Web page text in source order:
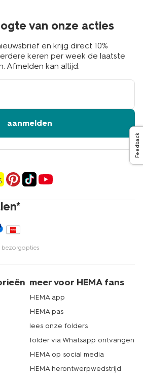
bezorgopties
van onze acties
en krijg direct 10%
keren per week de laatste
Afmelden kan altijd.
aanmelden
meer voor HEMA fans
HEMA app
HEMA pas
lees onze folders
folder via Whatsapp ontvangen
HEMA op social media
HEMA herontwerpwedstrijd
Feedback